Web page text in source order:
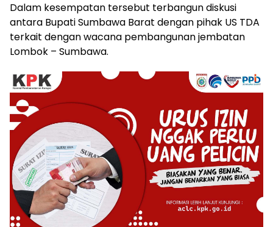
Dalam kesempatan tersebut terbangun diskusi
antara Bupati Sumbawa Barat dengan pihak US TDA
terkait dengan wacana pembangunan jembatan
Lombok – Sumbawa.